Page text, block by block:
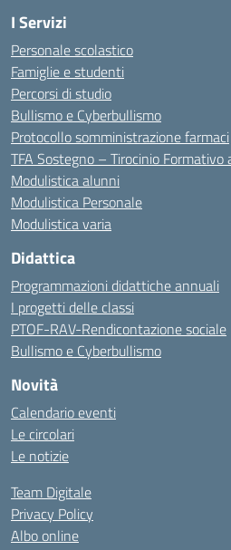
I Servizi
Personale scolastico
Famiglie e studenti
Percorsi di studio
Bullismo e Cyberbullismo
Protocollo somministrazione farmaci
TFA Sostegno – Tirocinio
Modulistica alunni
Modulistica Personale
Modulistica varia
Didattica
Programmazioni didattiche annuali
I progetti delle classi
PTOF-RAV-Rendicontazione sociale
Bullismo e Cyberbullismo
Novità
Calendario eventi
Le circolari
Le notizie
Team Digitale
Privacy Policy
Albo online